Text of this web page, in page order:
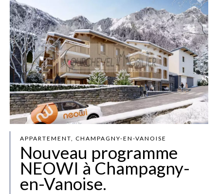
APPARTEMENT, CHAMPAGNY-EN-VANOISE
Nouveau programme
NEOWI à Champagny-
en-Vanoise.